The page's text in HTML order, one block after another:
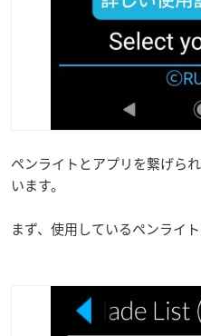
ペンライトとアプリを繋げら
います。
まず、使用しているペンライ